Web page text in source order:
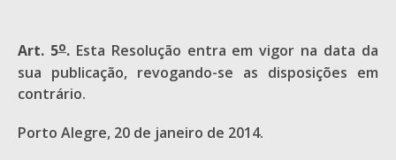
Art. 5o.Esta Resolução entra em vigor na data da
sua publicação, revogando-se as disposições em
contrário.
Porto Alegre, 20 de janeiro de 2014.